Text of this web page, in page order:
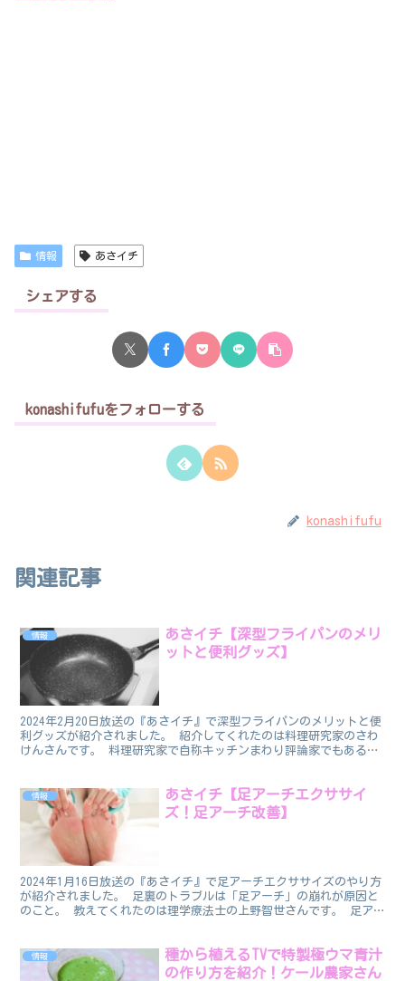
情報 あさイチ
シェアする
konashifufuをフォローする
konashifufu
関連記事
情報
あさイチ【深型フライパンのメリ
ットと便利グッズ】
2024年2月20日放送の『あさイチ』で深型フライパンのメリットと便
利グッズが紹介されました。 紹介してくれたのは料理研究家のさわ
けんさんです。 料理研究家で自称キッチンまわり評論家でもあるさ
情報
あさイチ【足アーチエクササイ
ズ！足アーチ改善】
2024年1月16日放送の『あさイチ』で足アーチエクササイズのやり方
が紹介されました。 足裏のトラブルは「足アーチ」の崩れが原因と
のこと。 教えてくれたのは理学療法士の上野智世さんです。 足ア
情報
種から植えるTVで特製極ウマ青汁
の作り方を紹介！ケール農家さん